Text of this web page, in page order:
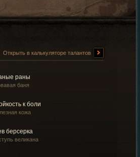
Открыть в калькуляторе талантов
раны
баня
к боли
кожа
берсерка
великана